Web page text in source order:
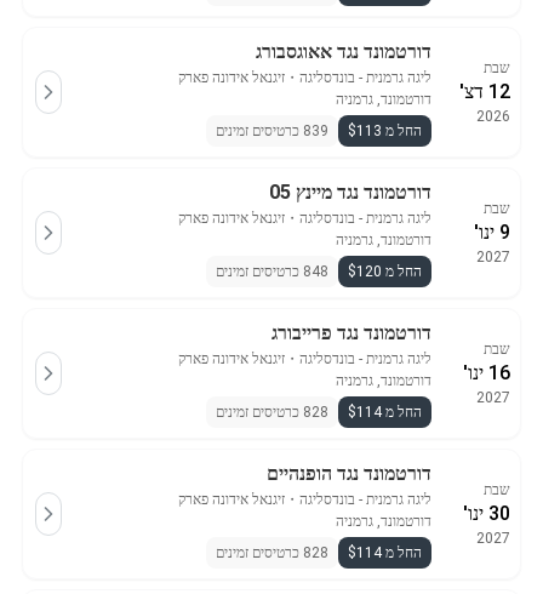
שבת
12 דצ'
2026
דורטמונד נגד אאוגסבורג
ליגה גרמנית - בונדסליגה ・ זיגנאל אידונה פארק
דורטמונד, גרמניה
החל מ $113
839 כרטיסים זמינים
שבת
9 ינו'
2027
דורטמונד נגד מיינץ 05
ליגה גרמנית - בונדסליגה ・ זיגנאל אידונה פארק
דורטמונד, גרמניה
החל מ $120
848 כרטיסים זמינים
שבת
16 ינו'
2027
דורטמונד נגד פרייבורג
ליגה גרמנית - בונדסליגה ・ זיגנאל אידונה פארק
דורטמונד, גרמניה
החל מ $114
828 כרטיסים זמינים
שבת
30 ינו'
2027
דורטמונד נגד הופנהיים
ליגה גרמנית - בונדסליגה ・ זיגנאל אידונה פארק
דורטמונד, גרמניה
החל מ $114
828 כרטיסים זמינים